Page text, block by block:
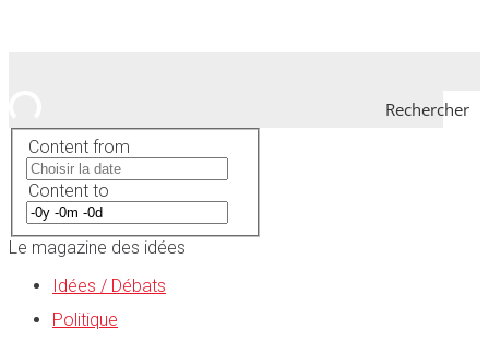
Rechercher
Content from
Content to
Le magazine des idées
Idées / Débats
Politique